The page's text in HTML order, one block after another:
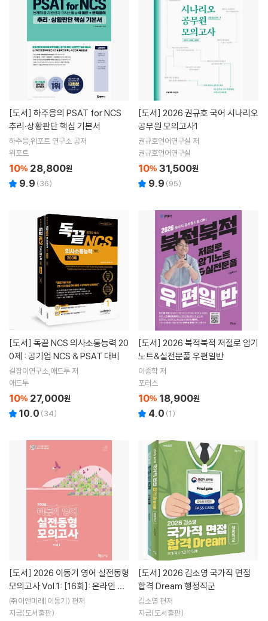
[도서]
추리·상황판단 핵심 기본서
하주응,위포트 연구소 공저
위포트
10% 28,800원
9.9 (36)
[도서]
공무원 모의고사1
권규호언어연구실 저
권규호언어연구실
10% 31,500원
9.9 (95)
[도서]
0제 : 공기업 NCS & PSAT 대비
길잡이연구소,애드투 저
애드투
10% 27,000원
10.0 (34)
[도서]
노트&실전문풀 우편일반
이종학 저
포러스
10% 18,900원
4.0 (1)
[도서]
모의고사 Vol.1: [16회]: 온라인 동
영상 강의 무료 제공
㈜이앤미래(이동기) 편저
지금(도서출판)
[도서]
합격 Dream 행정직군
김소영 편저
지금(도서출판)